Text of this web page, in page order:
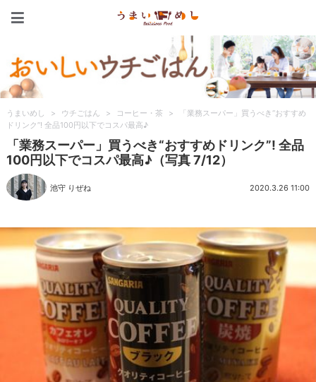
うまいめし > ウチごはん > コーヒー・茶 >
「業務スーパー」買うべき“おすすめ
ドリンク”! 全品100円以下でコスパ最高♪
「業務スーパー」買うべき“おすすめドリンク”! 全品
100円以下でコスパ最高♪（写真 7/12）
池守 りぜね 2020.3.26 11:00